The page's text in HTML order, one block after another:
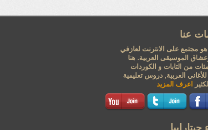
عنا
هو مجتمع على الانترنت لعازفي
وعشاق الموسيقى العربية. هنا
من التابات و الكوردات
للأغاني العربية, دروس تعليمية
اعرف المزيد